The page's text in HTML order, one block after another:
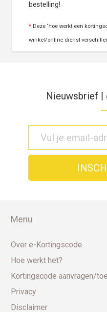
bestelling!
* Deze ‘hoe werkt een
winkel/online dienst
Nieuwsbrief
Menu
Over e-Kortingscode
Hoe werkt het?
Kortingscode aanvragen/
Privacy
Disclaimer